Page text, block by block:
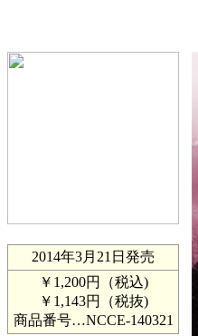
2014年3月21日発売
￥1,200円（税込)
￥1,143円（税抜)
商品番号…NCCE-140321